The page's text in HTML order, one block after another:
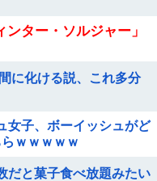
ンター・ソルジャー」
に化ける説、これ多分
女子、ボーイッシュがど
ｗｗｗｗｗ
だと菓子食べ放題みたい